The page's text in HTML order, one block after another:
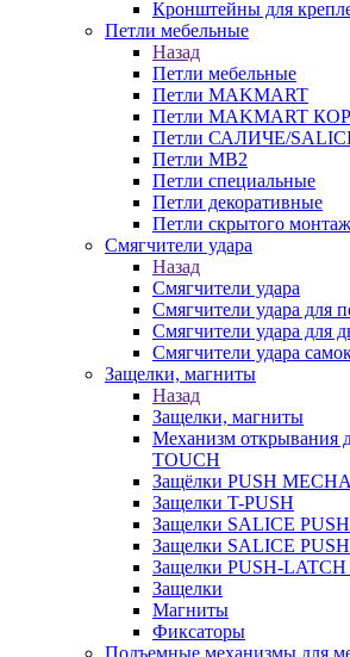
Кронштейны для
Петли мебельные
Назад
Петли мебельные
Петли MAKMART
Петли MAKMART
Петли САЛИЧЕ/
Петли MB2
Петли специальные
Петли декоративные
Петли скрытого
Смягчители удара
Назад
Смягчители удара
Смягчители удара для
Смягчители удара для
Cмягчители удара
Защелки, магниты
Назад
Защелки, магниты
Механизм открывания
TOUCH
Защёлки PUSH
Защелки T-PUSH
Защелки SALICE
Защелки SALICE PUSH
Защелки PUSH-
Защелки
Магниты
Фиксаторы
Подъемные механизмы для